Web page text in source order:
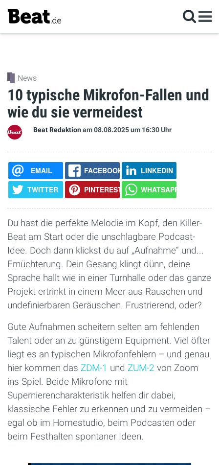
News
10 typische Mikrofon-Fallen und
wie du sie vermeidest
Beat Redaktionam 08.08.2025um 16:30 Uhr
EMAIL FACEBOOK
LINKEDIN
TWITTER
PINTEREST WHATSAPP
Du hast die perfekte Melodie im Kopf, den Killer-
Beat am Start oder die unschlagbare Podcast-
Idee. Doch dann klickst du auf „Aufnahme“ und...
Ernüchterung. Dein Gesang klingt dünn, deine
Sprache hallt wie in einer Turnhalle oder das ganze
Projekt ertrinkt in einem Meer aus Rauschen und
undefinierbaren Geräuschen. Frustrierend, oder?
Gute Aufnahmen scheitern selten am fehlenden
Talent oder an zu günstigem Equipment. Viel öfter
liegt es an typischen Mikrofonfehlern – und genau
hier kommen das ZDM-1 und ZUM-2 von Zoom
ins Spiel. Beide Mikrofone mit
Supernierencharakteristik helfen dir dabei,
klassische Fehler zu erkennen und zu vermeiden –
egal ob im Homestudio, beim Podcasten oder
beim Festhalten spontaner Ideen.